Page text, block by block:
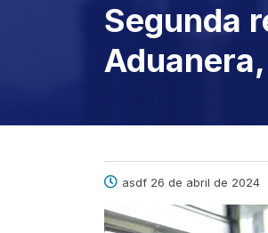
Segunda
asdf 26 de abril de 2024